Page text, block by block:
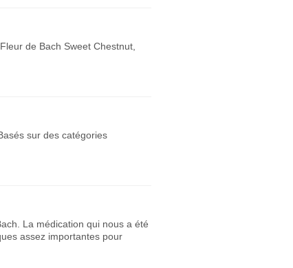
de Bach Sweet Chestnut,
sur des catégories
La médication qui nous a été
assez importantes pour